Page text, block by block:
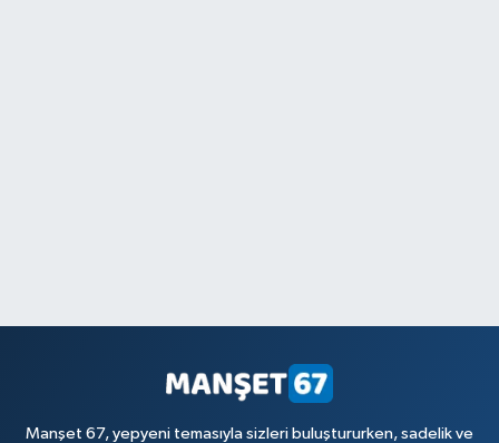
Manşet 67, yepyeni temasıyla sizleri buluştururken, sadelik ve